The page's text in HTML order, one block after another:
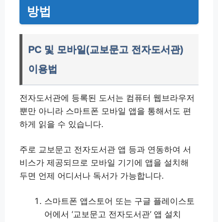
방법
PC 및 모바일(교보문고 전자도서관)
이용법
전자도서관에 등록된 도서는 컴퓨터 웹브라우저
뿐만 아니라 스마트폰 모바일 앱을 통해서도 편
하게 읽을 수 있습니다.
주로 교보문고 전자도서관 앱 등과 연동하여 서
비스가 제공되므로 모바일 기기에 앱을 설치해
두면 언제 어디서나 독서가 가능합니다.
스마트폰 앱스토어 또는 구글 플레이스토
어에서 ‘교보문고 전자도서관’ 앱 설치